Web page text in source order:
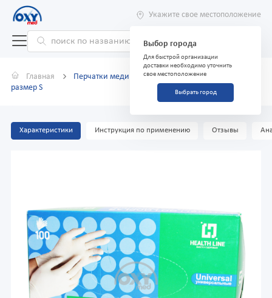
Укажите свое местоположение
Выбор города
Для быстрой организации
доставки необходимо уточнить
свое местоположение
Выбрать город
Главная
Перчатки медицинские нестерильные латексные
размер S
Характеристики Инструкция по применению Отзывы